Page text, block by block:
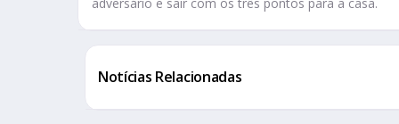
Notícias Relacionadas